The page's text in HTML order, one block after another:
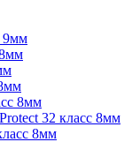
9мм
8мм
32 класс 8мм
8мм